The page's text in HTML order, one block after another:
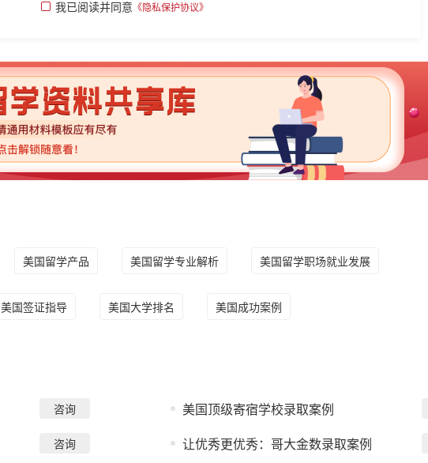
我已阅读并同意 《隐私保护协议》
美国留学产品 美国留学专业解析 美国留学职场就业发展
美国签证指导 美国大学排名 美国成功案例
咨询 美国顶级寄宿学校录取案例
咨询 让优秀更优秀：哥大金数录取案例